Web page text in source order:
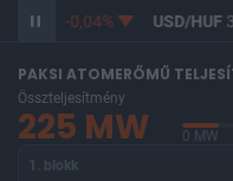
365,27 -0,04% USD/HUF
PAKSI ATOMERŐMŰ
Összteljesítmény
225 MW 0 MW
1. blokk